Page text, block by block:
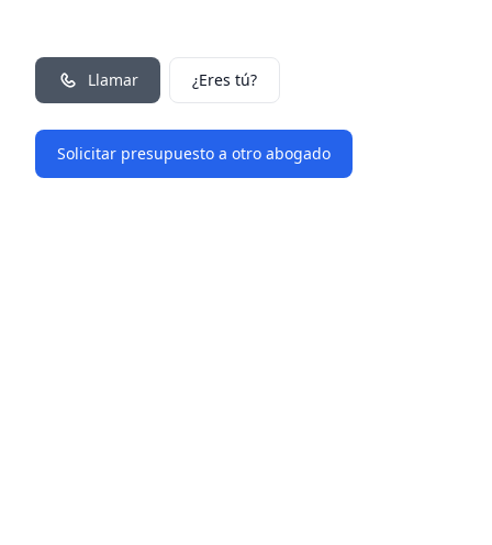
Llamar ¿Eres tú?
Solicitar presupuesto a otro abogado